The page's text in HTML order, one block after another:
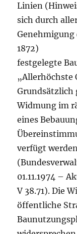
Linien
sich durch
Genehmigung
1872)
festgelegte
„Allerhöchste
Grundsätzlich
Widmung im
eines
verfügt
01.11.1974 –
V 38.71). Die
öffentliche